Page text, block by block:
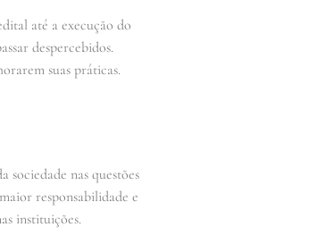
até a execução do
despercebidos.
suas práticas.
nas questões
responsabilidade e
instituições.